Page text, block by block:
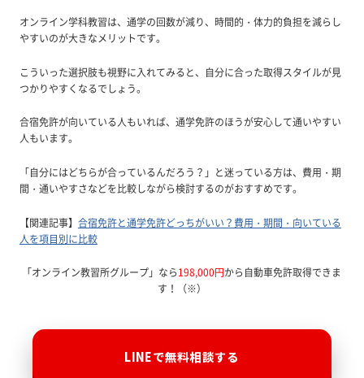
オンライン学科教習は、通学の回数が減り、時間的・体力的負担を減らし
やすいのが大きなメリットです。
こういった選択肢も視野に入れてみると、自分に合った取得スタイルが見
つかりやすくなるでしょう。
合宿免許が向いている人もいれば、通学免許のほうが安心して通いやすい
人もいます。
「自分にはどちらが合っているんだろう？」と迷っている方は、費用・期
間・通いやすさなどを比較しながら検討するのがおすすめです。
【関連記事】 合宿免許と通学免許どっちがいい？費用・期間・向いている
人を項目別に比較
「オンライン教習所グループ」なら198,000円から自動車免許取得できま
す！（※）
LINEで無料相談する